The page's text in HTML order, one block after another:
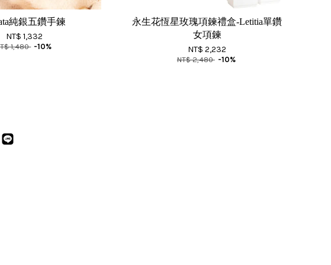
純銀五鑽手鍊
NT$ 1,332
1,480 -10%
永生花恆星玫瑰項鍊禮盒-Letitia單鑽
女項鍊
NT$ 2,232
NT$ 2,480 -10%